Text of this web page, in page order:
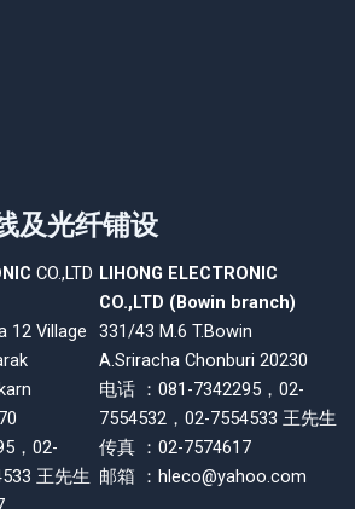
及光纤铺设
CO.,LTD
12 Village
，02-
王先生
LIHONG ELECTRONIC
CO.,LTD (Bowin branch)
331/43 M.6 T.Bowin
A.Sriracha Chonburi 20230
电话 ：081-7342295，02-
7554532，02-7554533 王先生
传真 ：02-7574617
邮箱 ： hleco@yahoo.com